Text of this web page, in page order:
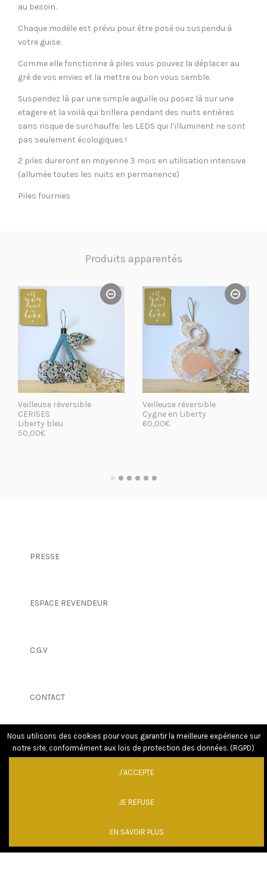
au besoin.
Chaque modèle est prévu pour être posé ou suspendu à
votre guise.
Comme elle fonctionne à piles vous pouvez la déplacer au
gré de vos envies et la mettre ou bon vous semble.
Suspendez là par une simple aiguille ou posez là sur une
etagere et la voilà qui brillera pendant des nuits entières
sans risque de surchauffe: les LEDS qui l’illuminent ne sont
pas seulement écologiques !
2 piles dureront en moyenne 3 mois en utilisation intensive
(allumée toutes les nuits en permanence)
Piles fournies
Produits apparentés
Veilleuse réversible
CERISES
Liberty bleu
50,00€
Veilleuse réversible
Cygne en Liberty
60,00€
PRESSE
ESPACE REVENDEUR
C.G.V
CONTACT
Nous utilisons des cookies pour vous garantir la meilleure expérience sur
notre site, conformément aux lois de protection des données. (RGPD)
J'ACCEPTE
JE REFUSE
EN SAVOIR PLUS